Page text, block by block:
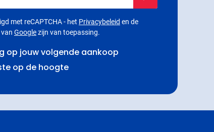
met reCAPTCHA - het Privacybeleid en de
van Googlezijn van toepassing.
op jouw volgende aankoop
op de hoogte